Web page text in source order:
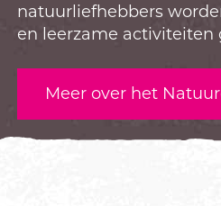
natuurliefhebbers
en leerzame activiteiten
Meer over het